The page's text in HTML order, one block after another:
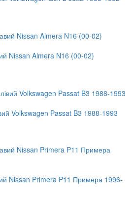
Nissan Almera N16 (00-02)
Volkswagen Passat B3 1988-1993
Nissan Primera P11 Примера 1996-